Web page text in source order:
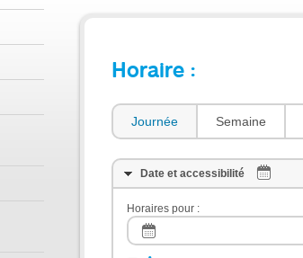
Horaire :
Journée Semaine
Date et accessibilité
Horaires pour :